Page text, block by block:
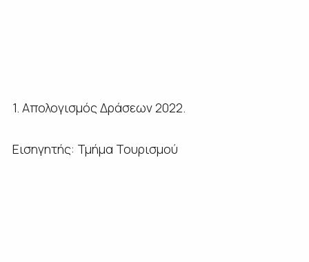
1. Απολογισμός Δράσεων 2022.
Εισηγητής: Τμήμα Τουρισμού